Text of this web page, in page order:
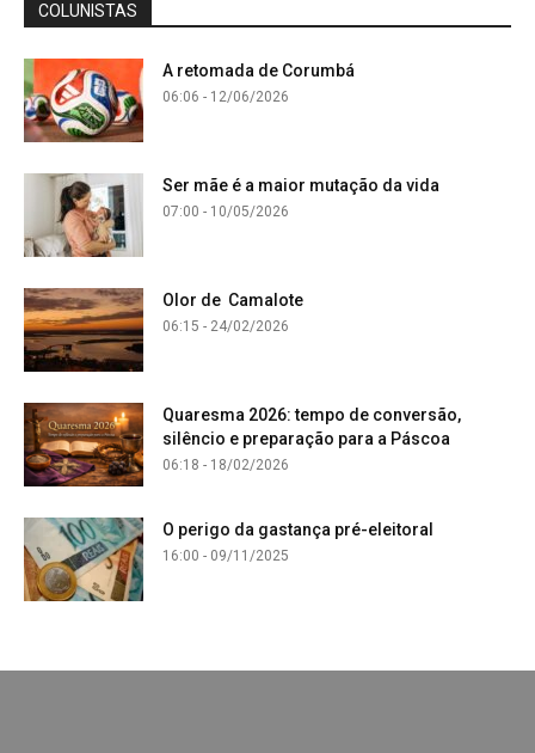
COLUNISTAS
A retomada de Corumbá
06:06 - 12/06/2026
Ser mãe é a maior mutação da vida
07:00 - 10/05/2026
Olor de Camalote
06:15 - 24/02/2026
Quaresma 2026: tempo de conversão,
silêncio e preparação para a Páscoa
06:18 - 18/02/2026
O perigo da gastança pré-eleitoral
16:00 - 09/11/2025